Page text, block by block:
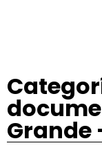
Grande